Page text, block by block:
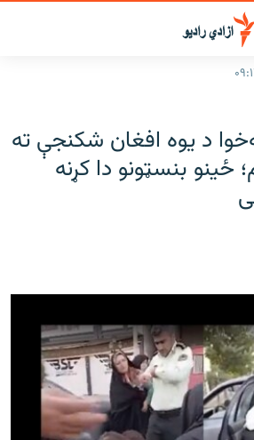
د یوه افغان شکنجې ته
ځینو بنسټونو دا کړنه